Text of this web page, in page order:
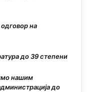
на
до 39 степени
нашим
до